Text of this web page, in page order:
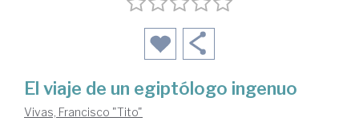
El viaje de un egiptólogo ingenuo
Vivas, Francisco "Tito"